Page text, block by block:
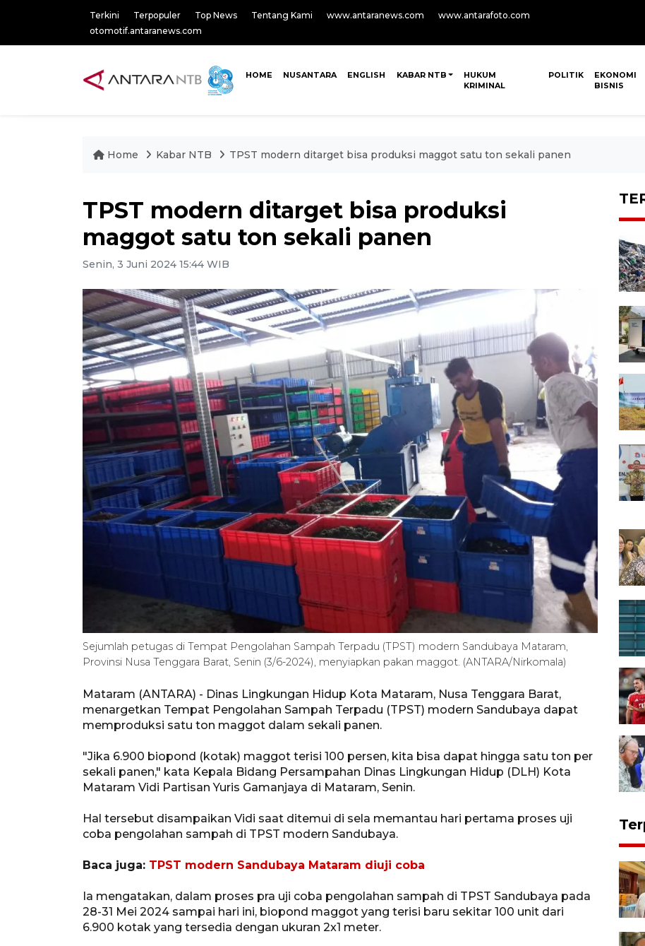
Terkini Terpopuler Top News Tentang Kami www.antaranews.com
www.antarafoto.com
otomotif.antaranews.com
HOME NUSANTARA ENGLISH KABAR NTB
HUKUM
KRIMINAL
POLITIK
EKONOMI
BISNIS
Home Kabar NTB TPST modern ditarget bisa produksi maggot satu ton sekali panen
TPST modern ditarget bisa produksi
maggot satu ton sekali panen
Senin, 3 Juni 2024 15:44 WIB
Sejumlah petugas di Tempat Pengolahan Sampah Terpadu (TPST) modern Sandubaya Mataram,
Provinsi Nusa Tenggara Barat, Senin (3/6-2024), menyiapkan pakan maggot. (ANTARA/Nirkomala)
Mataram (ANTARA) - Dinas Lingkungan Hidup Kota Mataram, Nusa Tenggara Barat,
menargetkan Tempat Pengolahan Sampah Terpadu (TPST) modern Sandubaya dapat
memproduksi satu ton maggot dalam sekali panen.
"Jika 6.900 biopond (kotak) maggot terisi 100 persen, kita bisa dapat hingga satu ton per
sekali panen," kata Kepala Bidang Persampahan Dinas Lingkungan Hidup (DLH) Kota
Mataram Vidi Partisan Yuris Gamanjaya di Mataram, Senin.
Hal tersebut disampaikan Vidi saat ditemui di sela memantau hari pertama proses uji
coba pengolahan sampah di TPST modern Sandubaya.
Baca juga: TPST modern Sandubaya Mataram diuji coba
Ia mengatakan, dalam proses pra uji coba pengolahan sampah di TPST Sandubaya pada
28-31 Mei 2024 sampai hari ini, biopond maggot yang terisi baru sekitar 100 unit dari
6.900 kotak yang tersedia dengan ukuran 2x1 meter.